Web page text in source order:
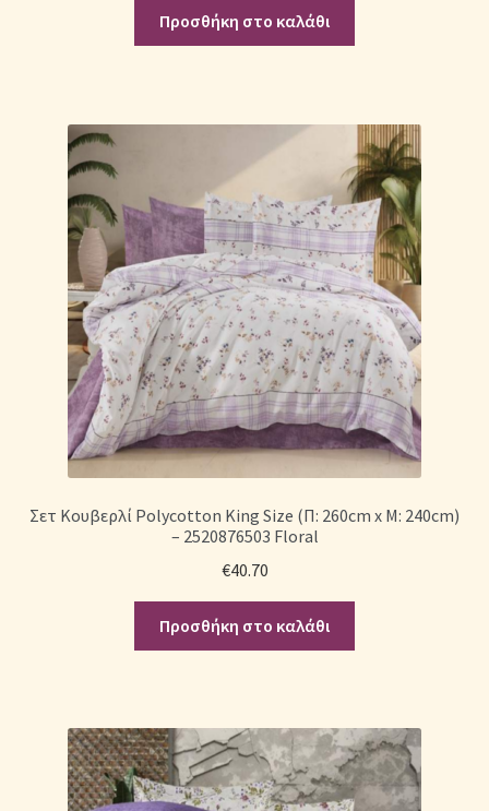
Μονόχρωμες Παπλωματοθήκες
Όροι Χρήσης
Παιδικά Λευκά Είδη
Παπλώματα για Ζεστασιά & Άνεση
Παπλωματοθήκες
Πικέ Κουβέρτες
Πληρωμές
Πολιτική cookie
Προσθήκη στο καλάθι
Σετ Κουβερλί Polycotton King Size (Π: 260cm x Μ: 240cm)
– 2520876503 Floral
€40.70
Προσθήκη στο καλάθι